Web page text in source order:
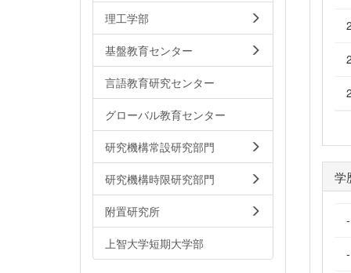
学
理工学部
基盤教育センター
言語教育研究センター
グローバル教育センター
研究機構常設研究部門
研究機構時限研究部門
附置研究所
上智大学短期大学部